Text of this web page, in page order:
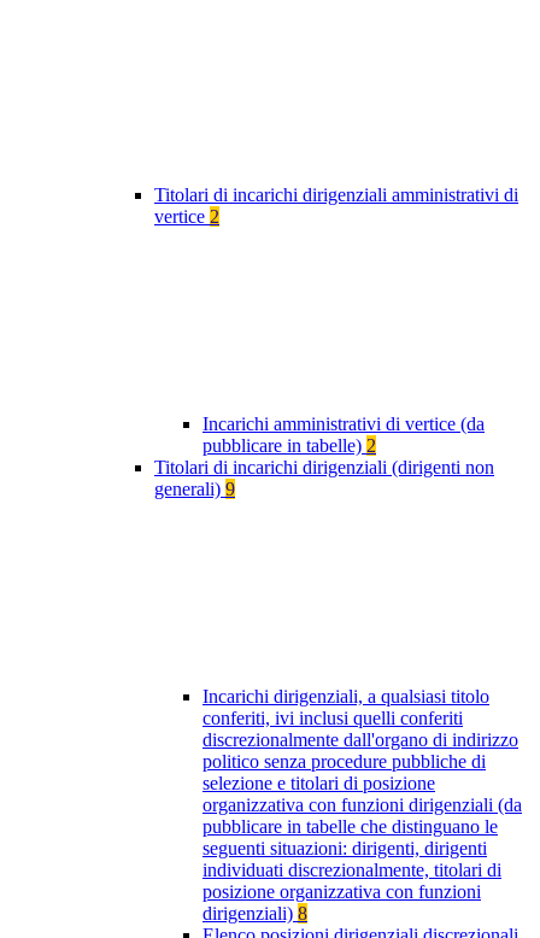
Titolari di incarichi dirigenziali amministrativi di
vertice 2
Incarichi amministrativi di vertice (da
pubblicare in tabelle) 2
Titolari di incarichi dirigenziali (dirigenti non
generali) 9
Incarichi dirigenziali, a qualsiasi titolo
conferiti, ivi inclusi quelli conferiti
discrezionalmente dall'organo di indirizzo
politico senza procedure pubbliche di
selezione e titolari di posizione
organizzativa con funzioni dirigenziali (da
pubblicare in tabelle che distinguano le
seguenti situazioni: dirigenti, dirigenti
individuati discrezionalmente, titolari di
posizione organizzativa con funzioni
dirigenziali) 8